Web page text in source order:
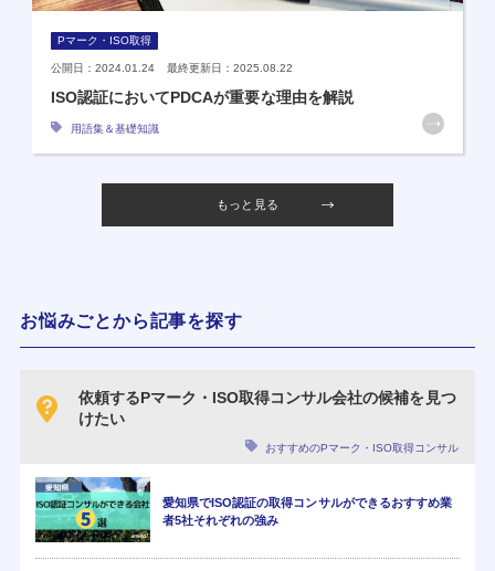
Pマーク・ISO取得
公開日：2024.01.24 最終更新日：2025.08.22
ISO認証においてPDCAが重要な理由を解説
用語集＆基礎知識
もっと見る
お悩みごとから記事を探す
依頼するPマーク・ISO取得コンサル会社の候補を見つ
けたい
おすすめのPマーク・ISO取得コンサル
愛知県でISO認証の取得コンサルができるおすすめ業
者5社それぞれの強み